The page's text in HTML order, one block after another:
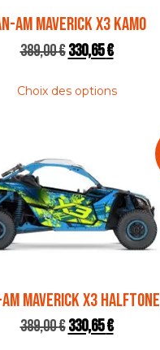
AM MAVERICK X3 KAMO
389,00€330,65€
Choix des options
MAVERICK X3 HALFTONE
389,00€330,65€